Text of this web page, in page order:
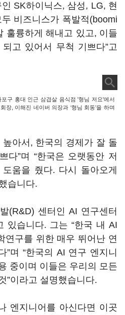
SK하이닉스, 삼성, LG, 현
비즈니스가 폭발적(boomi
훌륭하게 해내고 있고, 이들
고 있어서 무척 기쁘다”고
구 홍대 인근 삼겹살 음식점 '형님 저요'에서
장, 이해진 네이버 의장과 ‘형님 회동’을 하며
아서, 한국의 경제가 잘 돌
다”며 “한국은 오랫동안 저
움을 줬다. 다시 돌아오게
습니다.
(R&D) 센터인 AI 연구센터
있습니다. 그는 “한국 내 AI
연구를 위한 매우 뛰어난 연
”며 “한국의 AI 연구 엔지니
중이며 이들은 우리의 모든
”이라고 설명했습니다.
엔지니어를 아신다면 이곳